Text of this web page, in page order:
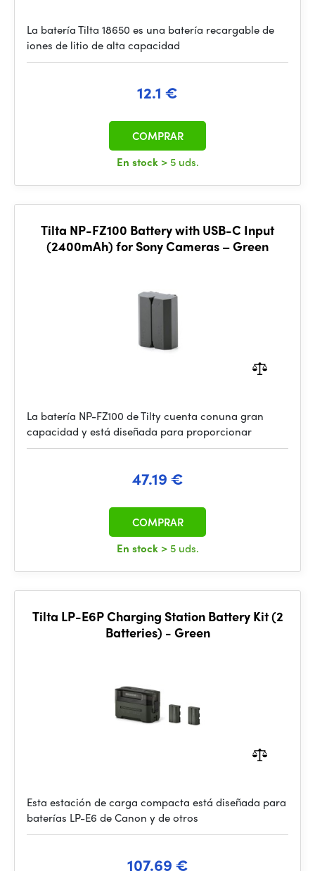
La batería Tilta 18650 es una batería recargable de
iones de litio de alta capacidad
12.1 €
En stock > 5 uds.
COMPRAR
Tilta NP-FZ100 Battery with USB-C Input
(2400mAh) for Sony Cameras – Green
La batería NP-FZ100 de Tilty cuenta conuna gran
capacidad y está diseñada para proporcionar
47.19 €
En stock > 5 uds.
COMPRAR
Tilta LP-E6P Charging Station Battery Kit (2
Batteries) - Green
Esta estación de carga compacta está diseñada para
baterías LP-E6 de Canon y de otros
107.69 €